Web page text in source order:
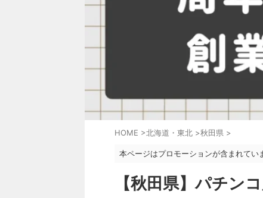
HOME >北海道・東北 >秋田県 >
本ページはプロモーションが含まれてい
【秋田県】パチン